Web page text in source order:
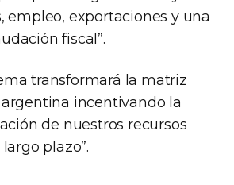
empleo, exportaciones y una
fiscal”.
transformará la matriz
incentivando la
de nuestros recursos
plazo”.